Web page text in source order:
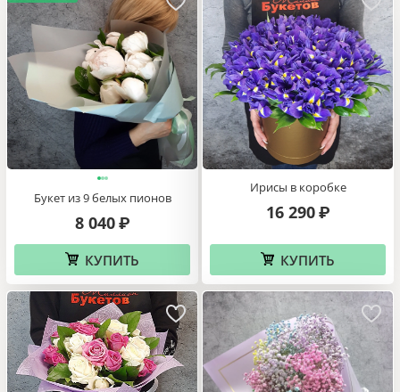
Букет из 9 белых пионов
8 040 ₽
КУПИТЬ
Ирисы в коробке
16 290 ₽
КУПИТЬ